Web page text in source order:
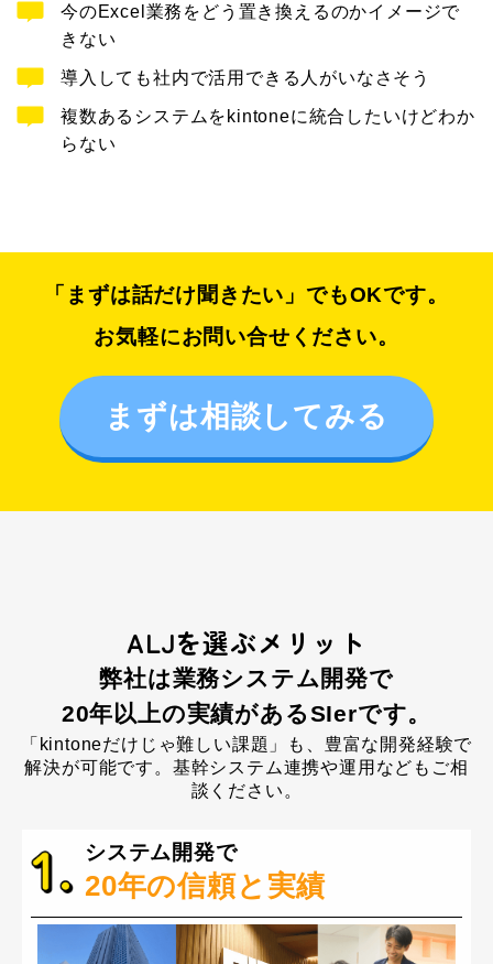
今のExcel業務をどう置き換えるのかイメージで
きない
導入しても社内で活用できる人がいなさそう
複数あるシステムをkintoneに統合したいけどわか
らない
「まずは話だけ聞きたい」でもOKです。
お気軽にお問い合せください。
まずは相談してみる
ALJを選ぶメリット
弊社は業務システム開発で
20年以上の実績があるSIerです。
「kintoneだけじゃ難しい課題」も、豊富な開発経験で
解決が可能です。 基幹システム連携や運用などもご相
談ください。
システム開発で
20年の信頼と実績